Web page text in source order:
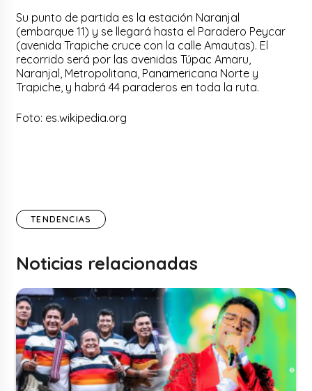
Su punto de partida es la estación Naranjal
(embarque 11) y se llegará hasta el Paradero Peycar
(avenida Trapiche cruce con la calle Amautas). El
recorrido será por las avenidas Túpac Amaru,
Naranjal, Metropolitana, Panamericana Norte y
Trapiche, y habrá 44 paraderos en toda la ruta.
Foto: es.wikipedia.org
TENDENCIAS
Noticias relacionadas